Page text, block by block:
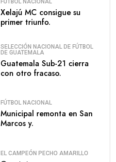
Xelajú MC consigue su
primer triunfo.
SELECCIÓN NACIONAL DE FÚTBOL
DE GUATEMALA
Guatemala Sub-21 cierra
con otro fracaso.
FÚTBOL NACIONAL
Municipal remonta en San
Marcos y.
EL CAMPEÓN PECHO AMARILLO